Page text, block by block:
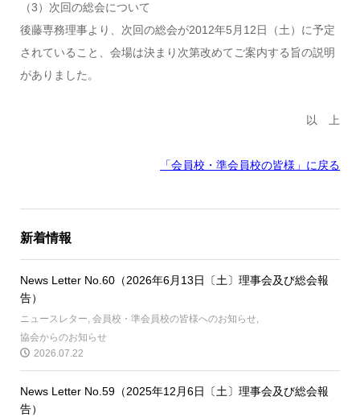
（3）次回の総会について
後藤専務理事より、次回の総会が2012年5月12日（土）に予定
されていること、会場は決まり次第改めてご案内する旨の説明
がありました。
以 上
「会員校・準会員校の皆様」に戻る
新着情報
News Letter No.60（2026年6月13日〔土〕理事会及び総会報
告）
ニュースレター 会員校・準会員校の皆様へのお知らせ
協会からのお知らせ
2026.07.22
News Letter No.59（2025年12月6日〔土〕理事会及び総会報
告）